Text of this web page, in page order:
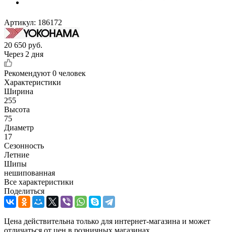
Артикул: 186172
20 650 руб.
Через 2 дня
Рекомендуют 0 человек
Характеристики
Ширина
255
Высота
75
Диаметр
17
Сезонность
Летние
Шипы
нешипованная
Все характеристики
Поделиться
Цена действительна только для интернет-магазина и может
отличаться от цен в розничных магазинах